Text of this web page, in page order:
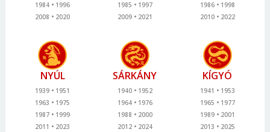
1984
1996
2008
2020
1985
1997
2009
2021
1986
1998
2010
2022
NYÚL
1939
1951
1963
1975
1987
1999
2011
2023
SÁRKÁNY
1940
1952
1964
1976
1988
2000
2012
2024
KÍGYÓ
1941
1953
1965
1977
1989
2001
2013
2025